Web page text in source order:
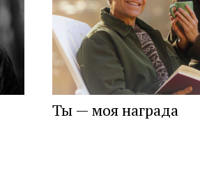
Ты — моя награда